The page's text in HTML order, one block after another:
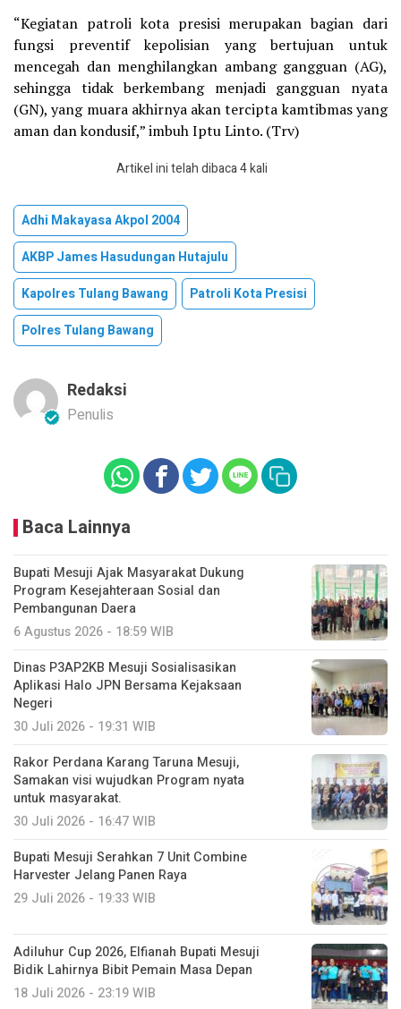
“Kegiatan patroli kota presisi merupakan bagian dari
fungsi preventif kepolisian yang bertujuan untuk
mencegah dan menghilangkan ambang gangguan (AG),
sehingga tidak berkembang menjadi gangguan nyata
(GN), yang muara akhirnya akan tercipta kamtibmas yang
aman dan kondusif,” imbuh Iptu Linto. (Trv)
Artikel ini telah dibaca 4 kali
Adhi Makayasa Akpol 2004
AKBP James Hasudungan Hutajulu
Kapolres Tulang Bawang
Patroli Kota Presisi
Polres Tulang Bawang
Redaksi
Penulis
Baca Lainnya
Bupati Mesuji Ajak Masyarakat Dukung
Program Kesejahteraan Sosial dan
Pembangunan Daera
6 Agustus 2026 - 18:59 WIB
Dinas P3AP2KB Mesuji Sosialisasikan
Aplikasi Halo JPN Bersama Kejaksaan
Negeri
30 Juli 2026 - 19:31 WIB
Rakor Perdana Karang Taruna Mesuji,
Samakan visi wujudkan Program nyata
untuk masyarakat.
30 Juli 2026 - 16:47 WIB
Bupati Mesuji Serahkan 7 Unit Combine
Harvester Jelang Panen Raya
29 Juli 2026 - 19:33 WIB
Adiluhur Cup 2026, Elfianah Bupati Mesuji
Bidik Lahirnya Bibit Pemain Masa Depan
18 Juli 2026 - 23:19 WIB